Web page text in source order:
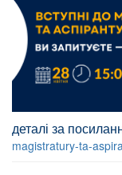
деталі за
magistratury-ta-